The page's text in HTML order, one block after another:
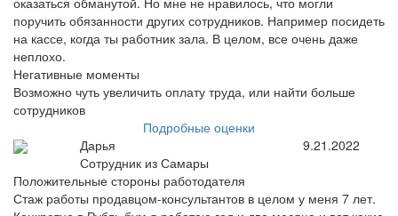
поручить обязанности других сотрудников. Например посидеть
на кассе, когда ты работник зала. В целом, все очень даже
неплохо.
Негативные моменты
Возможно чуть увеличить оплату труда, или найти больше
сотрудников
Подробные оценки
Дарья
Сотрудник из Самары
9.21.2022
Положительные стороны работодателя
Стаж работы продавцом-консультантов в целом у меня 7 лет.